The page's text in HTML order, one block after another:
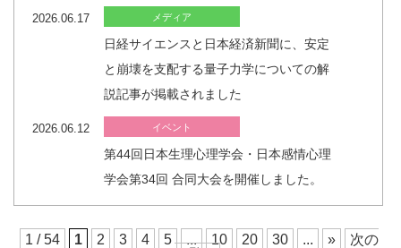
2026.06.17 メディア
日経サイエンスと日本経済新聞に、安定
と崩壊を支配する量子力学についての解
説記事が掲載されました
2026.06.12 イベント
第44回日本生理心理学会・日本感情心理
学会第34回 合同大会を開催しました。
1 / 54 1 2 3 4 5 ... 10 20 30 ... »
次の